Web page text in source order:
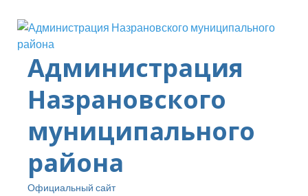
Администрация
Назрановского
муниципального
района
Официальный сайт